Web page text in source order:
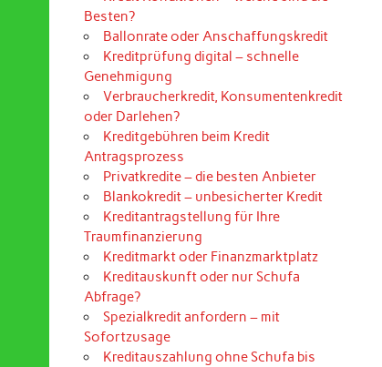
Besten?
Ballonrate oder Anschaffungskredit
Kreditprüfung digital – schnelle
Genehmigung
Verbraucherkredit, Konsumentenkredit
oder Darlehen?
Kreditgebühren beim Kredit
Antragsprozess
Privatkredite – die besten Anbieter
Blankokredit – unbesicherter Kredit
Kreditantragstellung für Ihre
Traumfinanzierung
Kreditmarkt oder Finanzmarktplatz
Kreditauskunft oder nur Schufa
Abfrage?
Spezialkredit anfordern – mit
Sofortzusage
Kreditauszahlung ohne Schufa bis